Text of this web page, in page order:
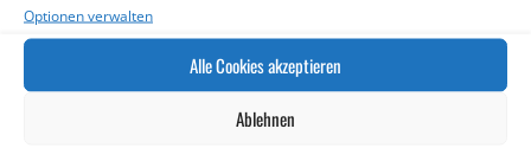
Optionen verwalten
Alle Cookies akzeptieren
Ablehnen
normal
Lammfleisch mit Kokosnusssoße & Basmatireis
191 Lamm Madras (scharf)